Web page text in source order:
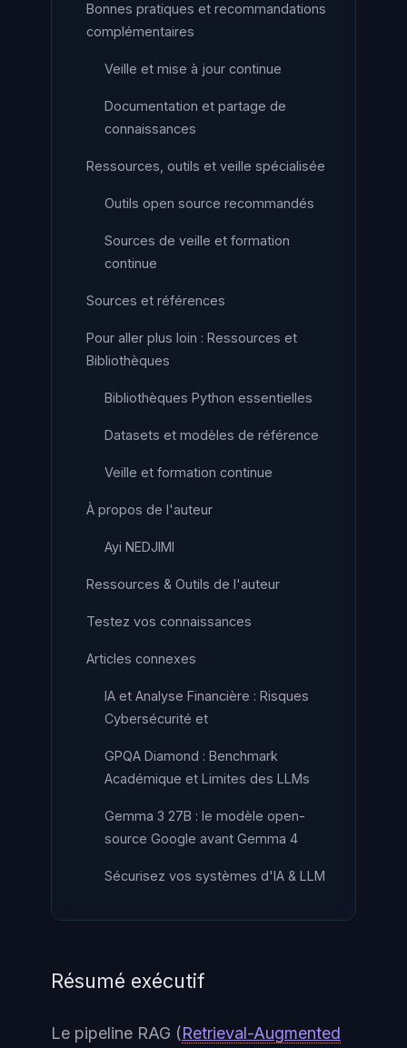
Bonnes pratiques et recommandations
complémentaires
Veille et mise à jour continue
Documentation et partage de
connaissances
Ressources, outils et veille spécialisée
Outils open source recommandés
Sources de veille et formation
continue
Sources et références
Pour aller plus loin : Ressources et
Bibliothèques
Bibliothèques Python essentielles
Datasets et modèles de référence
Veille et formation continue
À propos de l'auteur
Ayi NEDJIMI
Ressources & Outils de l'auteur
Testez vos connaissances
Articles connexes
IA et Analyse Financière : Risques
Cybersécurité et
GPQA Diamond : Benchmark
Académique et Limites des LLMs
Gemma 3 27B : le modèle open-
source Google avant Gemma 4
Sécurisez vos systèmes d'IA & LLM
Résumé exécutif
Le pipeline RAG (Retrieval-Augmented